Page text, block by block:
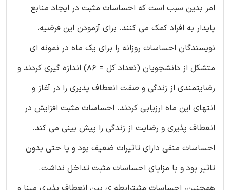
امر بدین سبب است که احساسات مثبت در ایجاد منابع
پایدار به افراد کمک می کنند. برای آزمودن این فرضیه،
نویسندگان احساسات روزانه را برای یک ماه در نمونه ای
متشکل از دانشجویان (تعداد کل = 86) اندازه گیری کردند و
رضایتمندی از زندگی و صفت انعطاف پذیری را در آغاز و
انتهای این ماه ارزیابی کردند. احساسات مثبت افزایش در
انعطاف پذیری و رضایت از زندگی را پیش بینی می کند.
احساسات منفی دارای تاثیرات ضعیف بود و یا حتی بدون
تاثیر بود و با مزایای احساسات مثبت تداخل نداشت.